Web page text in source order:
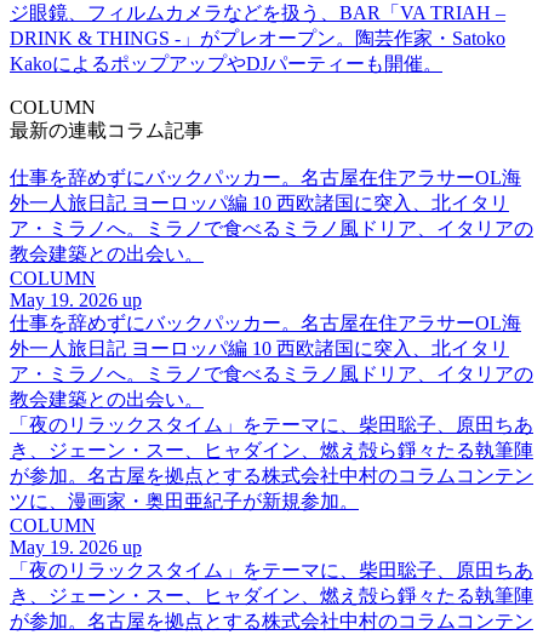
ジ眼鏡、フィルムカメラなどを扱う、BAR「VA TRIAH –
DRINK & THINGS -」がプレオープン。陶芸作家・Satoko
KakoによるポップアップやDJパーティーも開催。
COLUMN
最新の連載コラム記事
仕事を辞めずにバックパッカー。名古屋在住アラサーOL海
外一人旅日記 ヨーロッパ編 10 西欧諸国に突入、北イタリ
ア・ミラノへ。ミラノで食べるミラノ風ドリア、イタリアの
教会建築との出会い。
COLUMN
May 19. 2026 up
仕事を辞めずにバックパッカー。名古屋在住アラサーOL海
外一人旅日記 ヨーロッパ編 10 西欧諸国に突入、北イタリ
ア・ミラノへ。ミラノで食べるミラノ風ドリア、イタリアの
教会建築との出会い。
「夜のリラックスタイム」をテーマに、柴田聡子、原田ちあ
き、ジェーン・スー、ヒャダイン、燃え殻ら錚々たる執筆陣
が参加。名古屋を拠点とする株式会社中村のコラムコンテン
ツに、漫画家・奥田亜紀子が新規参加。
COLUMN
May 19. 2026 up
「夜のリラックスタイム」をテーマに、柴田聡子、原田ちあ
き、ジェーン・スー、ヒャダイン、燃え殻ら錚々たる執筆陣
が参加。名古屋を拠点とする株式会社中村のコラムコンテン